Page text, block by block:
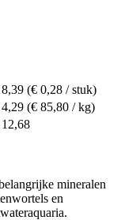
(€ 0,28 / stuk)
(€ 85,80 / kg)
mineralen
en